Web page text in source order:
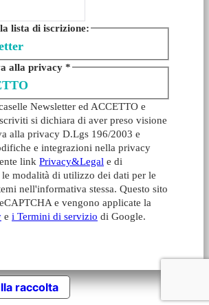
lista di iscrizione:
alla privacy*
Newsletter ed ACCETTO e
si dichiara di aver preso visione
alla privacy D.Lgs 196/2003 e
e integrazioni nella privacy
link Privacy&Legal e di
modalità di utilizzo dei dati per le
nell'informativa stessa. Questo sito
e vengono applicate la
e i Termini di servizio di Google.
raccolta